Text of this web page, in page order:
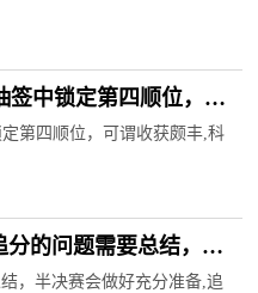
签中锁定第四顺位，可
第四顺位，可谓收获颇丰,科
的问题需要总结，半
，半决赛会做好充分准备,追